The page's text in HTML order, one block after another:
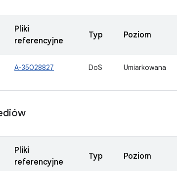
Pliki
referencyjne
Typ Poziom
A-35028827 DoS Umiarkowana
Pliki
referencyjne
Typ Poziom